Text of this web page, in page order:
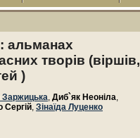
альманах
творів (віршів,
)
Заржицька, Диб`як Неоніла,
Сергій, Зінаїда Луценко